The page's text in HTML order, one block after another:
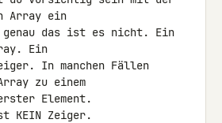
Array ein
das ist es nicht. Ein
Ein
In manchen Fällen
zu einem
Element.
KEIN Zeiger.